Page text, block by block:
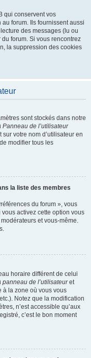
qui conservent vos
forum. Ils fournissent aussi
des messages (lu ou
forum. Si vous rencontrez
la suppression des cookies
sont stockés dans notre
Panneau de l’utilisateur
votre nom d’utilisateur en
modifier tous les
la liste des membres
du forum », vous
vous activez cette option vous
et vous-même.
horaire différent de celui
panneau de l’utilisateuret
à la zone où vous vous
Notez que la modification
n’est accessible qu’aux
c’est le bon moment